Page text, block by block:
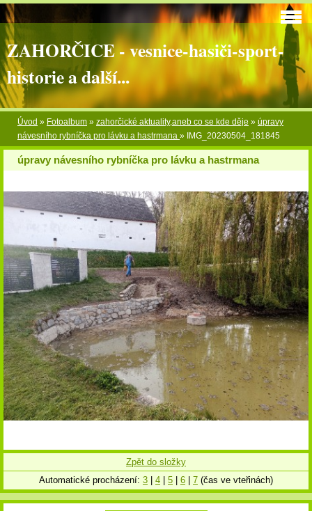
ZAHORČICE - vesnice-hasiči-sport-
historie a další...
Úvod » Fotoalbum » zahorčické aktuality,aneb co se kde děje » úpravy
návesního rybníčka pro lávku a hastrmana » IMG_20230504_181845
úpravy návesního rybníčka pro lávku a hastrmana
Zpět do složky
Automatické procházení: 3 4 5 6 7 (čas ve vteřinách)